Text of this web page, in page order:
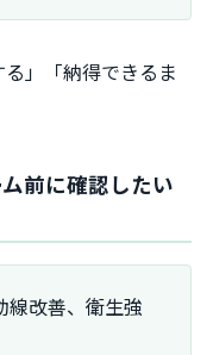
」「納得できるま
前に確認したい
線改善、衛生強